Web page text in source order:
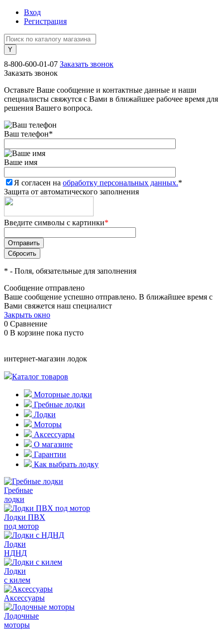
Вход
Регистрация
8-800-600-01-07 Заказать звонок
Заказать звонок
Оставьте Ваше сообщение и контактные данные и наши
специалисты свяжутся с Вами в ближайшее рабочее время для
решения Вашего вопроса.
Ваш телефон*
Ваше имя
Я согласен на обработку персональных данных.*
Защита от автоматического заполнения
Введите символы с картинки*
* - Поля, обязательные для заполнения
Сообщение отправлено
Ваше сообщение успешно отправлено. В ближайшее время с
Вами свяжется наш специалист
Закрыть окно
0 Сравнение
0 В корзине пока пусто
интернет-магазин лодок
Каталог товаров
Моторные лодки
Гребные лодки
Лодки
Моторы
Аксессуары
О магазине
Гарантии
Как выбрать лодку
Гребные
лодки
Лодки ПВХ
под мотор
Лодки
НДНД
Лодки
с килем
Аксессуары
Лодочные
моторы